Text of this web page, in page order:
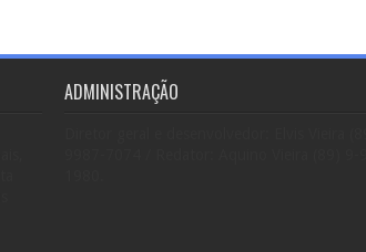
ADMINISTRAÇÃO